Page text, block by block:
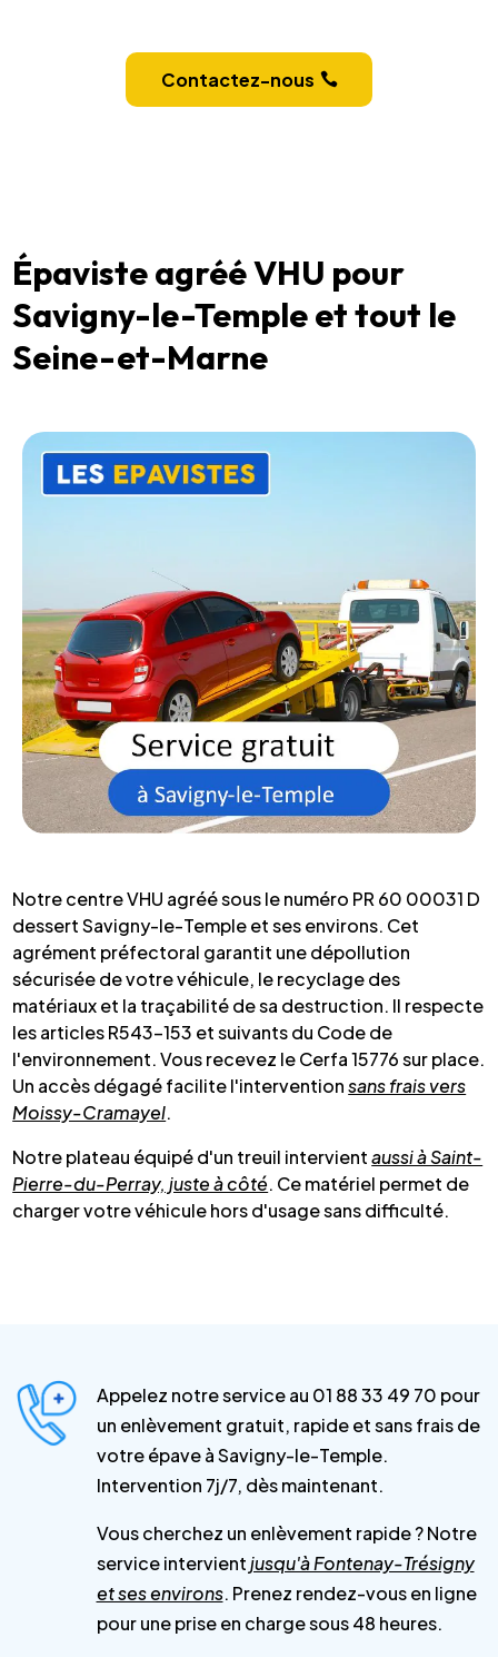
Contactez-nous
Épaviste agréé VHU pour
Savigny-le-Temple et tout le
Seine-et-Marne
Notre centre VHU agréé sous le numéro PR 60 00031 D
dessert Savigny-le-Temple et ses environs. Cet
agrément préfectoral garantit une dépollution
sécurisée de votre véhicule, le recyclage des
matériaux et la traçabilité de sa destruction. Il respecte
les articles R543-153 et suivants du Code de
l'environnement. Vous recevez le Cerfa 15776 sur place.
Un accès dégagé facilite l'interventionsans frais vers
Moissy-Cramayel.
Notre plateau équipé d'un treuil intervientaussi à Saint-
Pierre-du-Perray, juste à côté. Ce matériel permet de
charger votre véhicule hors d'usage sans difficulté.
Appelez notre service au 01 88 33 49 70 pour
un enlèvement gratuit, rapide et sans frais de
votre épave à Savigny-le-Temple.
Intervention 7j/7, dès maintenant.
Vous cherchez un enlèvement rapide ? Notre
service intervientjusqu'à Fontenay-Trésigny
et ses environs. Prenez rendez-vous en ligne
pour une prise en charge sous 48 heures.